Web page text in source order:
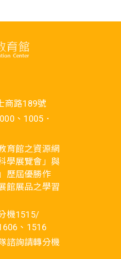
商路189號
、1005．
育館之資源網
學展覽會」與
歷屆優勝作
館展品之學習
機1515/
、1516
諮詢請轉分機